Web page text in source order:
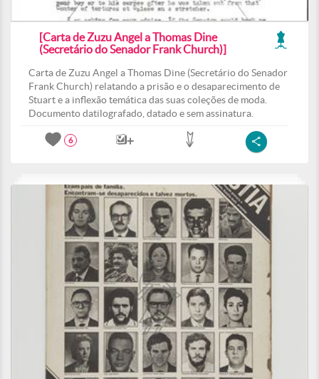
[Carta de Zuzu Angel a Thomas Dine
(Secretário do Senador Frank Church)]
Carta de Zuzu Angel a Thomas Dine (Secretário do Senador
Frank Church) relatando a prisão e o desaparecimento de
Stuart e a inflexão temática das suas coleções de moda.
Documento datilografado, datado e sem assinatura.
6